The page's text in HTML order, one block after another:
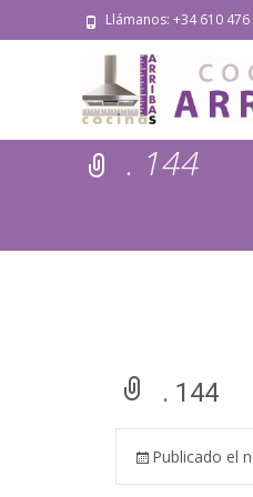
Llámanos: +34 610
. 144
. 144
Publicado el